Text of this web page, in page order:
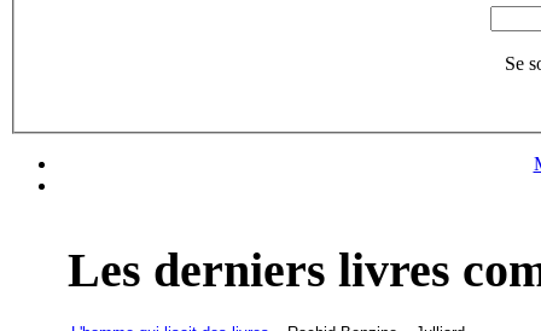
Se
Les derniers livres